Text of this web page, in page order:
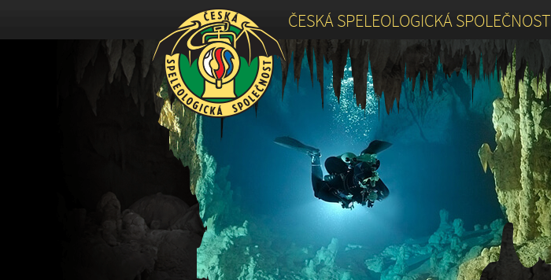
ČESKÁ SPELEOLOGICKÁ SPOLEČNOST